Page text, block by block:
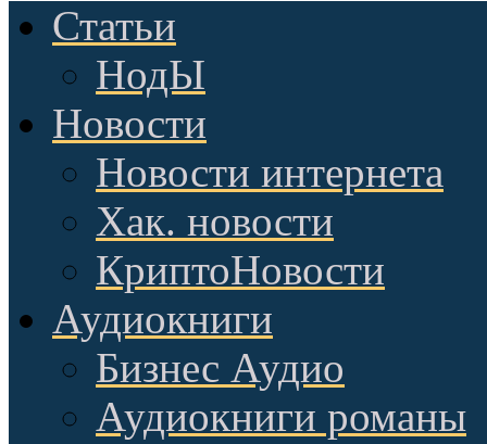
Статьи
НодЫ
Новости
Новости интернета
Хак. новости
КриптоНовости
Аудиокниги
Бизнес Аудио
Аудиокниги романы